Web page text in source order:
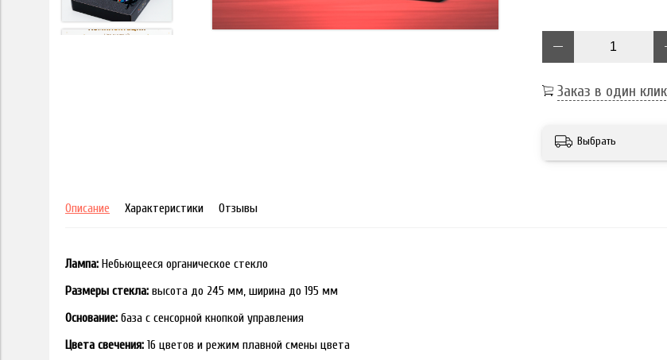
Заказ в один
Выбрать
Описание Характеристики Отзывы
Лампа: Небьющееся органическое стекло
Размеры стекла: высота до 245 мм, ширина до 195 мм
Основание: база с сенсорной кнопкой управления
Цвета свечения: 16 цветов и режим плавной смены цвета